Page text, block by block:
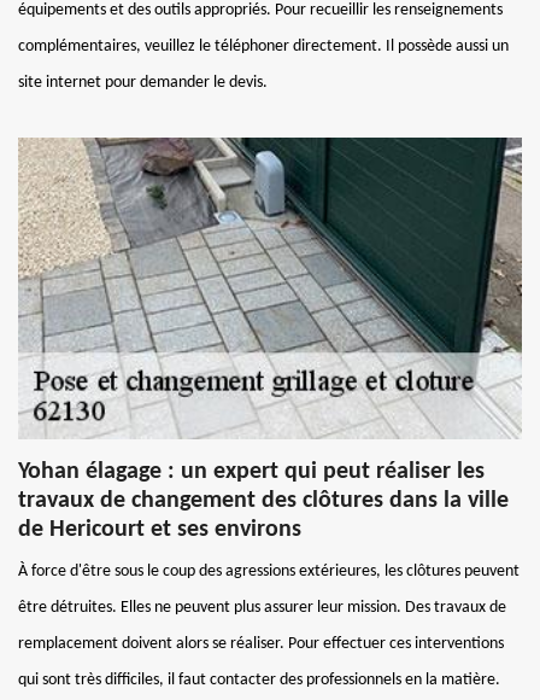
équipements et des outils appropriés. Pour recueillir les renseignements
complémentaires, veuillez le téléphoner directement. Il possède aussi un
site internet pour demander le devis.
Yohan élagage : un expert qui peut réaliser les
travaux de changement des clôtures dans la ville
de Hericourt et ses environs
À force d'être sous le coup des agressions extérieures, les clôtures peuvent
être détruites. Elles ne peuvent plus assurer leur mission. Des travaux de
remplacement doivent alors se réaliser. Pour effectuer ces interventions
qui sont très difficiles, il faut contacter des professionnels en la matière.